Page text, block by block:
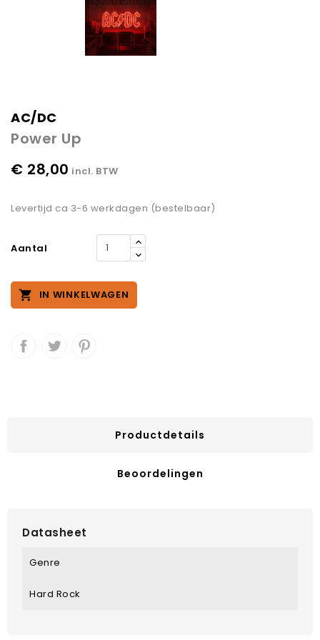
AC/DC
Power Up
€ 28,00 incl. BTW
Levertijd ca 3-6 werkdagen (bestelbaar)
Aantal
 IN WINKELWAGEN
Productdetails
Beoordelingen
Datasheet
Genre
Hard Rock